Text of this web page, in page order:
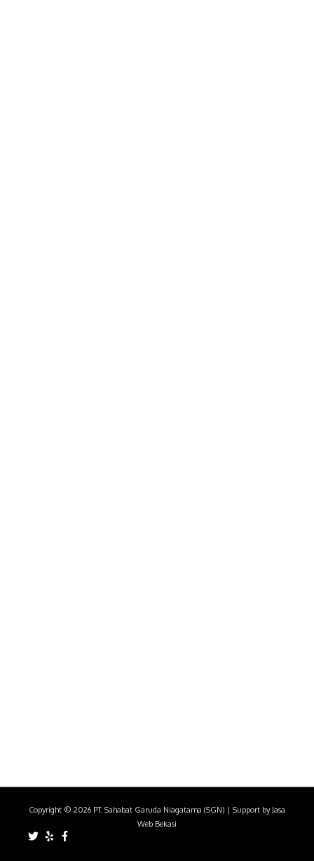
Copyright © 2026 PT. Sahabat Garuda Niagatama (SGN) | Support by Jasa
Web Bekasi